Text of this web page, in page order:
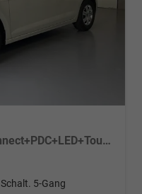
1.0 MPI Sitzheizung+AppConnect+PDC+LED+Touch+Lichtsensor+MultiLenkrad
Schalt. 5-Gang